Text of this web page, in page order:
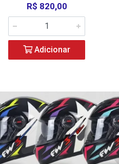
R$ 820,00
Adicionar